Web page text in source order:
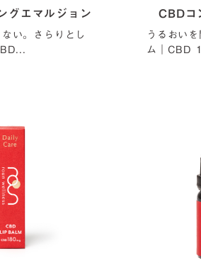
グエマルジョン
い。さらりとし
CBDコ
うるおい
ム｜CBD